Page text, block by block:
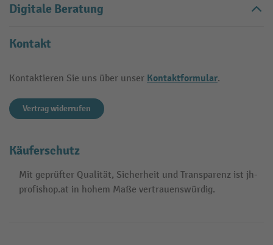
Digitale Beratung
Kontakt
Kontaktieren Sie uns über unser Kontaktformular.
Vertrag widerrufen
Käuferschutz
Mit geprüfter Qualität, Sicherheit und Transparenz ist jh-
profishop.at in hohem Maße vertrauenswürdig.